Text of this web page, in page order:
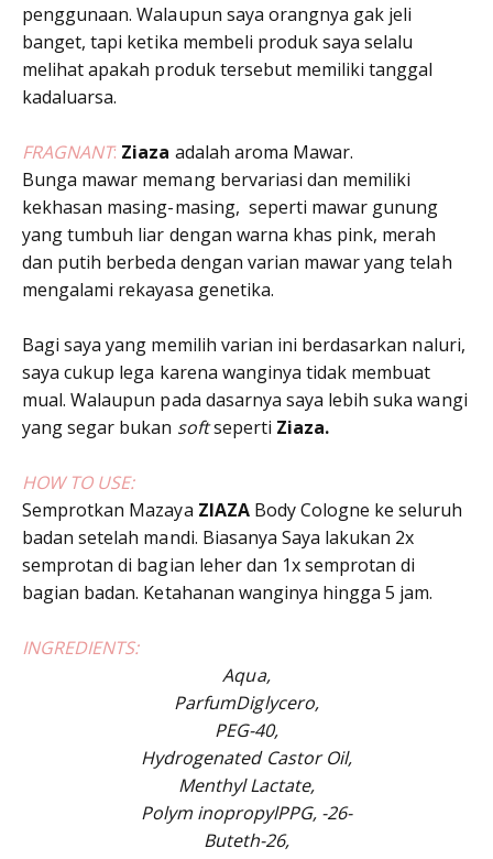
penggunaan. Walaupun saya orangnya gak jeli
banget, tapi ketika membeli produk saya selalu
melihat apakah produk tersebut memiliki tanggal
kadaluarsa.
FRAGNANT: Ziaza adalah aroma Mawar.
Bunga mawar memang bervariasi dan memiliki
kekhasan masing-masing, seperti mawar gunung
yang tumbuh liar dengan warna khas pink, merah
dan putih berbeda dengan varian mawar yang telah
mengalami rekayasa genetika.
Bagi saya yang memilih varian ini berdasarkan naluri,
saya cukup lega karena wanginya tidak membuat
mual. Walaupun pada dasarnya saya lebih suka wangi
yang segar bukan softseperti Ziaza.
HOW TO USE:
Semprotkan Mazaya ZIAZABody Cologne ke seluruh
badan setelah mandi. Biasanya Saya lakukan 2x
semprotan di bagian leher dan 1x semprotan di
bagian badan. Ketahanan wanginya hingga 5 jam.
INGREDIENTS:
Aqua,
ParfumDiglycero,
PEG-40,
Hydrogenated Castor Oil,
Menthyl Lactate,
Polym inopropylPPG, -26-
Buteth-26,